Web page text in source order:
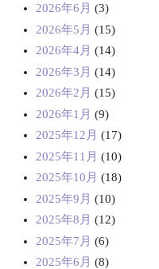
2026年6月 (3)
2026年5月 (15)
2026年4月 (14)
2026年3月 (14)
2026年2月 (15)
2026年1月 (9)
2025年12月 (17)
2025年11月 (10)
2025年10月 (18)
2025年9月 (10)
2025年8月 (12)
2025年7月 (6)
2025年6月 (8)